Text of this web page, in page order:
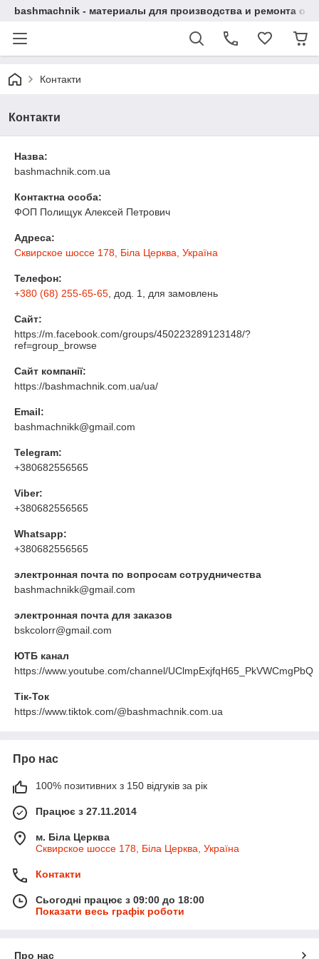
bashmachnik - материалы для производства и ремонта
Контакти
Контакти
Назва:
bashmachnik.com.ua
Контактна особа:
ФОП Полищук Алексей Петрович
Адреса:
Сквирское шоссе 178, Біла Церква, Україна
Телефон:
+380 (68) 255-65-65 , дод. 1 , для замовлень
Сайт:
https://m.facebook.com/groups/450223289123148/?
ref=group_browse
Сайт компанії:
https://bashmachnik.com.ua/ua/
Email:
bashmachnikk@gmail.com
Telegram:
+380682556565
Viber:
+380682556565
Whatsapp:
+380682556565
электронная почта по вопросам сотрудничества
bashmachnikk@gmail.com
электронная почта для заказов
bskcolorr@gmail.com
ЮТБ канал
https://www.youtube.com/channel/UClmpExjfqH65_PkVWCmgPbQ
Тік-Ток
https://www.tiktok.com/@bashmachnik.com.ua
Про нас
100% позитивних з 150 відгуків за рік
Працює з 27.11.2014
м. Біла Церква
Сквирское шоссе 178, Біла Церква, Україна
Контакти
Сьогодні працює з 09:00 до 18:00
Показати весь графік роботи
Про нас